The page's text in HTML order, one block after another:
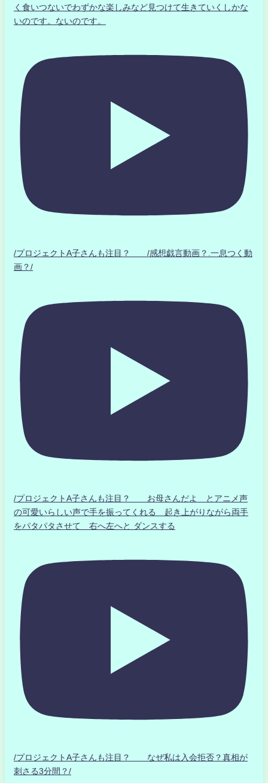
く食いつないでわずかな楽しみなど見つけて生きていくしかな
いのです。ないのです。
/プロジェクトA子さんも注目？ /感想戯言動画？.一息つく動
画？/
/プロジェクトA子さんも注目？ お母さんだよ とアニメ声
の可愛いらしい声で手を振ってくれる 起き上がりながら両手
をパタパタさせて 右へ左へと ダンスする
/プロジェクトA子さんも注目？ なぜ私は入会拒否？真相が
刺さる3分間？/